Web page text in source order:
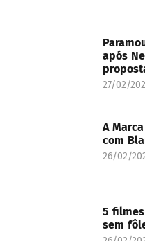
após
27/02/
A
com
26/02/
5
sem